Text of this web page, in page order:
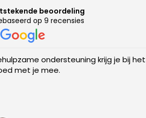
beoordeling
op 9 recensies
ondersteuning krijg je bij
met je mee.